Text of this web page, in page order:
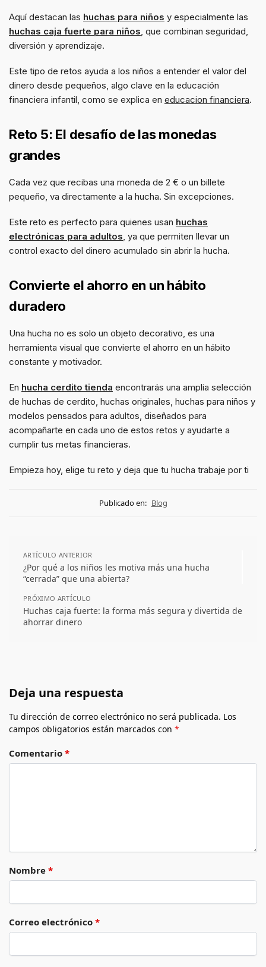
Aquí destacan las huchas para niños y especialmente las
huchas caja fuerte para niños, que combinan seguridad,
diversión y aprendizaje.
Este tipo de retos ayuda a los niños a entender el valor del
dinero desde pequeños, algo clave en la educación
financiera infantil, como se explica en educacion financiera.
Reto 5: El desafío de las monedas
grandes
Cada vez que recibas una moneda de 2 € o un billete
pequeño, va directamente a la hucha. Sin excepciones.
Este reto es perfecto para quienes usan huchas
electrónicas para adultos, ya que permiten llevar un
control exacto del dinero acumulado sin abrir la hucha.
Convierte el ahorro en un hábito
duradero
Una hucha no es solo un objeto decorativo, es una
herramienta visual que convierte el ahorro en un hábito
constante y motivador.
En hucha cerdito tienda encontrarás una amplia selección
de huchas de cerdito, huchas originales, huchas para niños y
modelos pensados para adultos, diseñados para
acompañarte en cada uno de estos retos y ayudarte a
cumplir tus metas financieras.
Empieza hoy, elige tu reto y deja que tu hucha trabaje por ti
Publicado en: Blog
ARTÍCULO ANTERIOR
¿Por qué a los niños les motiva más una hucha
“cerrada” que una abierta?
PRÓXIMO ARTÍCULO
Huchas caja fuerte: la forma más segura y divertida de
ahorrar dinero
Deja una respuesta
Tu dirección de correo electrónico no será publicada. Los
campos obligatorios están marcados con *
Comentario *
Nombre *
Correo electrónico *